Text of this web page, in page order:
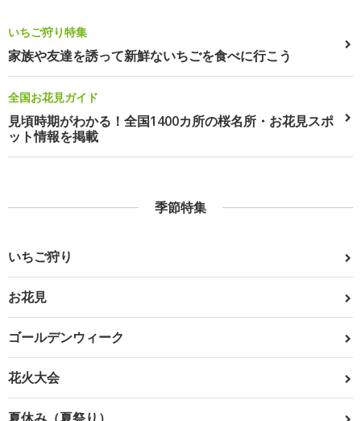
いちご狩り特集
家族や友達を誘って新鮮ないちごを食べに行こう
全国お花見ガイド
見頃時期がわかる！全国1400カ所の桜名所・お花見スポ
ット情報を掲載
季節特集
いちご狩り
お花見
ゴールデンウィーク
花火大会